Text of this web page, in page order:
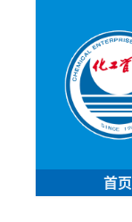
首页